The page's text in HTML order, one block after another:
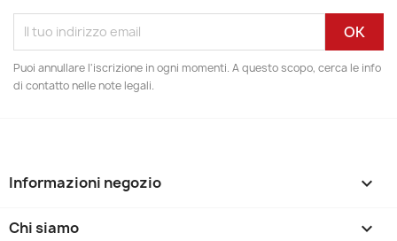
Puoi annullare l'iscrizione in ogni momenti. A questo scopo, cerca le info
di contatto nelle note legali.
Informazioni negozio keyboard_arrow_down
Chi siamo 